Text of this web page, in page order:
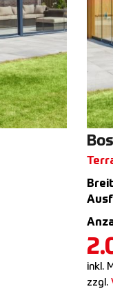
inkl.
zzgl.